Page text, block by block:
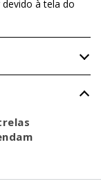
à tela do